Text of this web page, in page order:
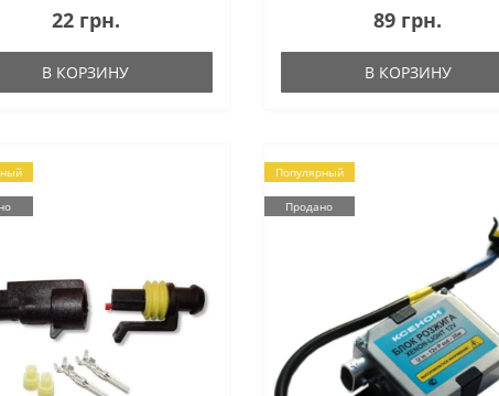
22 грн.
В КОРЗИНУ
89 грн.
В КОРЗИНУ
Популярный
Продано